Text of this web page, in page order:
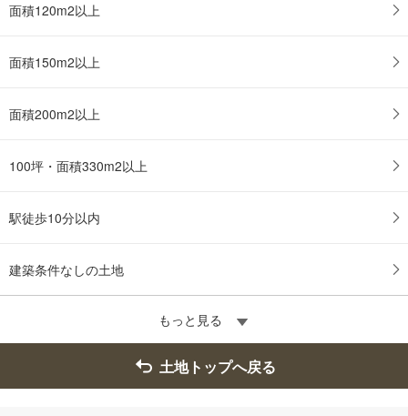
面積120m2以上
面積150m2以上
面積200m2以上
100坪・面積330m2以上
駅徒歩10分以内
建築条件なしの土地
もっと見る
土地トップへ戻る